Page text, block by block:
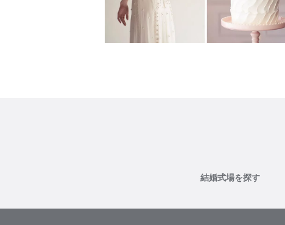
結婚式場を探す